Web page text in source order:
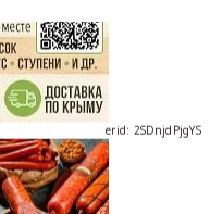
erid: 2SDnjdPjgYS